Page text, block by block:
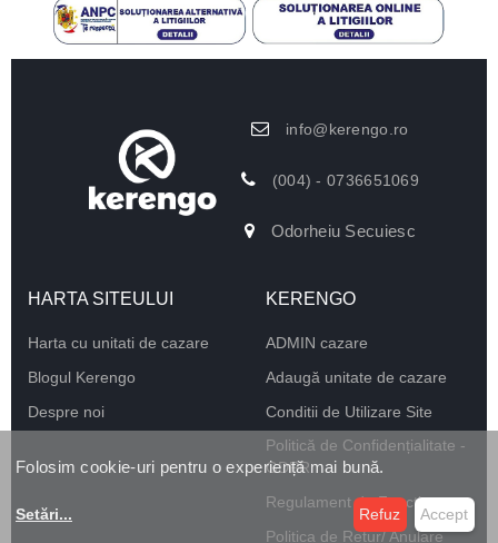
info@kerengo.ro
(004) - 0736651069
Odorheiu Secuiesc
HARTA SITEULUI
Harta cu unitati de cazare
Blogul Kerengo
Despre noi
KERENGO
ADMIN cazare
Adaugă unitate de cazare
Conditii de Utilizare Site
Politică de Confidențialitate -
GDPR
Regulament de Funcționare
Politica de Retur/ Anulare
Folosim cookie-uri pentru o experiență mai bună.
Setări... Refuz Accept